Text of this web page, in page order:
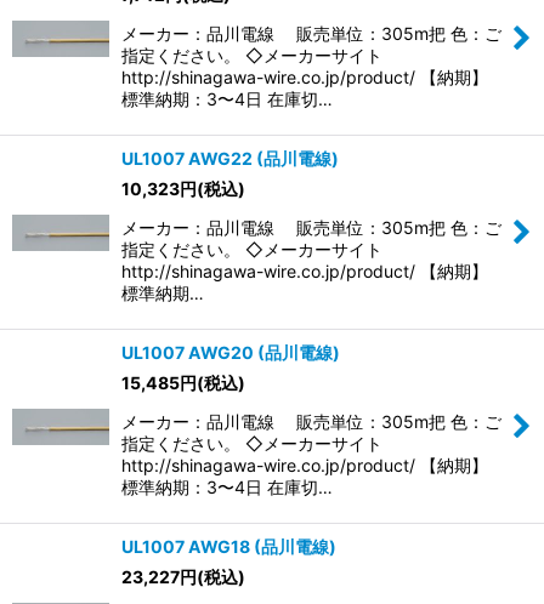
メーカー：品川電線 販売単位：305m把 色：ご
指定ください。 ◇メーカーサイト
http://shinagawa-wire.co.jp/product/ 【納期】
標準納期：3〜4日 在庫切…
UL1007 AWG22 (品川電線)
10,323円(税込)
メーカー：品川電線 販売単位：305m把 色：ご
指定ください。 ◇メーカーサイト
http://shinagawa-wire.co.jp/product/ 【納期】
標準納期…
UL1007 AWG20 (品川電線)
15,485円(税込)
メーカー：品川電線 販売単位：305m把 色：ご
指定ください。 ◇メーカーサイト
http://shinagawa-wire.co.jp/product/ 【納期】
標準納期：3〜4日 在庫切…
UL1007 AWG18 (品川電線)
23,227円(税込)